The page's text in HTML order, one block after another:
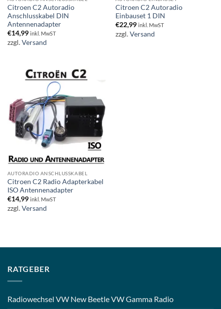
Citroen C2 Autoradio
Anschlusskabel DIN
Antennenadapter
€14,99 inkl. MwST
zzgl.Versand
Citroen C2 Autoradio
Einbauset 1 DIN
€22,99 inkl. MwST
zzgl.Versand
AUTORADIO ANSCHLUSSKABEL
Citroen C2 Radio Adapterkabel
ISO Antennenadapter
€14,99 inkl. MwST
zzgl.Versand
RATGEBER
Radiowechsel VW New Beetle VW Gamma Radio